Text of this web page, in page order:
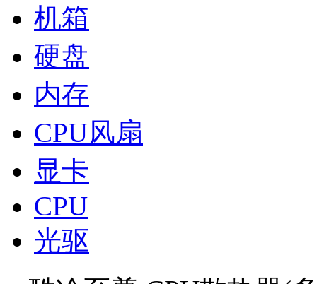
机箱
硬盘
内存
CPU风扇
显卡
CPU
光驱